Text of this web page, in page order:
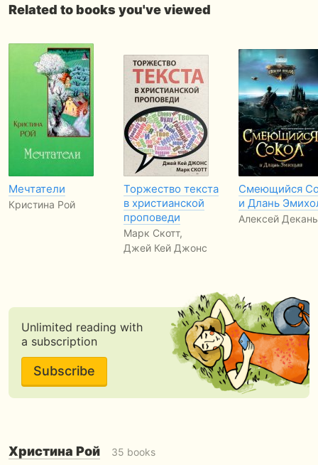
Related to books you've viewed
Мечтатели
Кристина Рой
Торжество текста
в христианской
проповеди
Марк Скотт,
Джей Кей Джонс
Смеющийся
и Длань
Алексей Декань
Unlimited reading with
a subscription
Subscribe
Христина Рой 35 books